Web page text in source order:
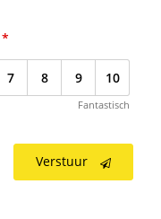
*
7 8 9 10
Fantastisch
Verstuur